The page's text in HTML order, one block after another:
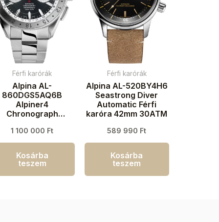
Férfi karórák
Alpina AL-
860DGS5AQ6B
Alpiner4
Chronograph
45mm 10ATM
1 100 000 Ft
Kosárba
teszem
Férfi karórák
Alpina AL-520BY4H6
Seastrong Diver
Automatic Férfi
karóra 42mm 30ATM
589 990 Ft
Kosárba
teszem